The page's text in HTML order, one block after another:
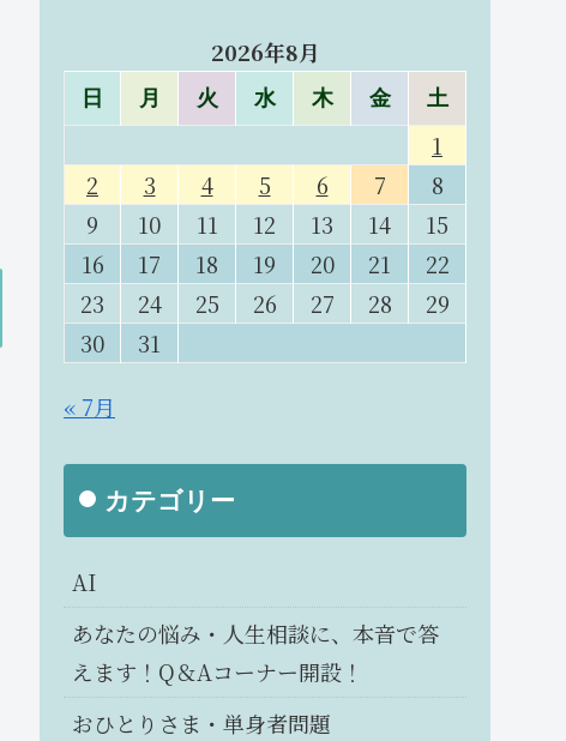
2026年8月
日 月 火 水 木 金 土
1
2
3 4 5 6 7
8
9
10 11 12 13 14
15
16
17 18 19 20 21
22
23
24 25 26 27 28
29
30
31
« 7月
カテゴリー
AI
あなたの悩み・人生相談に、本音で答
えます！Q＆Aコーナー開設！
おひとりさま・単身者問題